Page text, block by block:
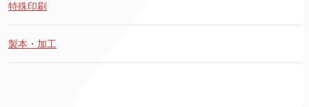
特殊印刷
製本・加工